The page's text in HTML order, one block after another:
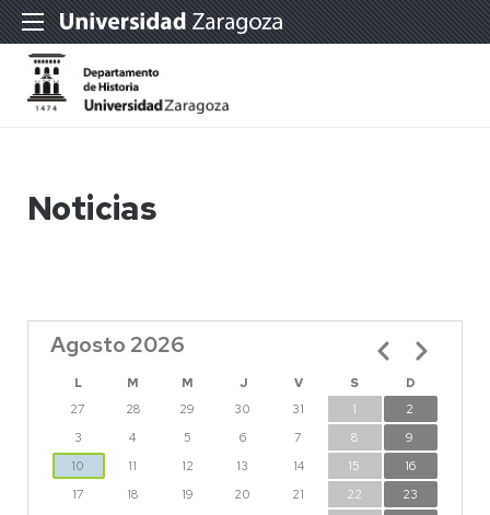
Noticias
Agosto 2026
L M M J V S
D
27
28 29 30 31 1
2
3
4 5 6 7 8
9
10
11 12 13 14 15
16
17
18 19 20 21 22
23
Paginación